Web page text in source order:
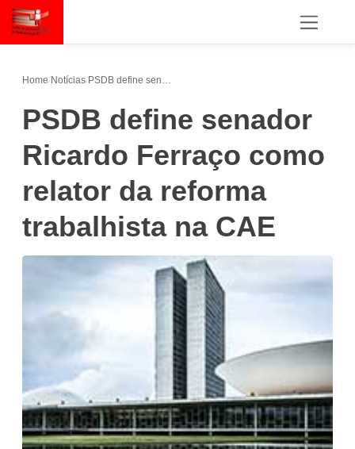
Home/Notícias/
PSDB define senador
Ricardo Ferraço como
relator da reforma
trabalhista na CAE